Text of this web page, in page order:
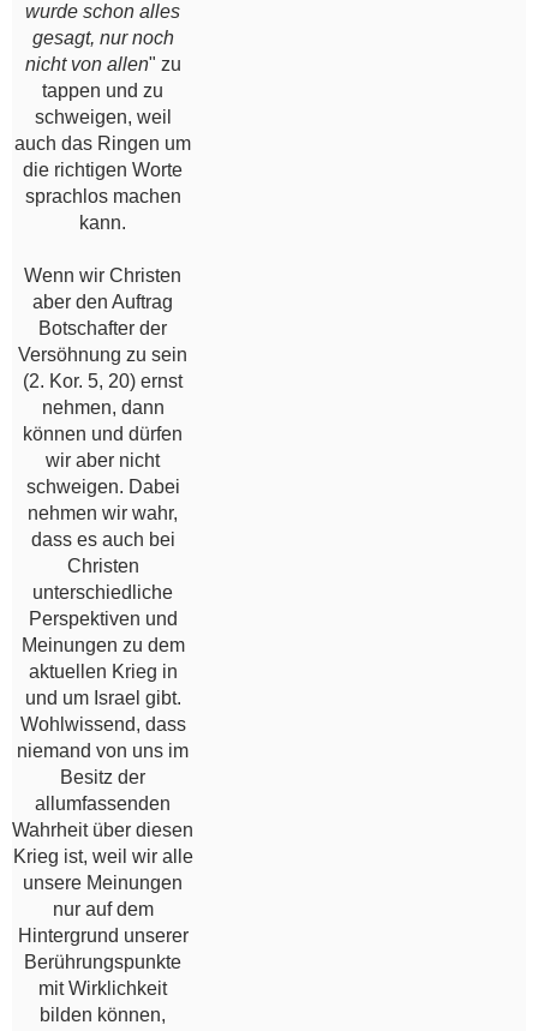
wurde schon alles
gesagt, nur noch
nicht von allen" zu
tappen und zu
schweigen, weil
auch das Ringen um
die richtigen Worte
sprachlos machen
kann.
Wenn wir Christen
aber den Auftrag
Botschafter der
Versöhnung zu sein
(2. Kor. 5, 20) ernst
nehmen, dann
können und dürfen
wir aber nicht
schweigen. Dabei
nehmen wir wahr,
dass es auch bei
Christen
unterschiedliche
Perspektiven und
Meinungen zu dem
aktuellen Krieg in
und um Israel gibt.
Wohlwissend, dass
niemand von uns im
Besitz der
allumfassenden
Wahrheit über diesen
Krieg ist, weil wir alle
unsere Meinungen
nur auf dem
Hintergrund unserer
Berührungspunkte
mit Wirklichkeit
bilden können,